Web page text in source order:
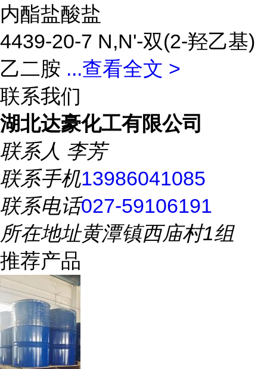
内酯盐酸盐
4439-20-7 N,N'-双(2-羟乙基)
乙二胺 ...查看全文 >
联系我们
湖北达豪化工有限公司
联系人 李芳
联系手机13986041085
联系电话027-59106191
所在地址黄潭镇西庙村1组
推荐产品